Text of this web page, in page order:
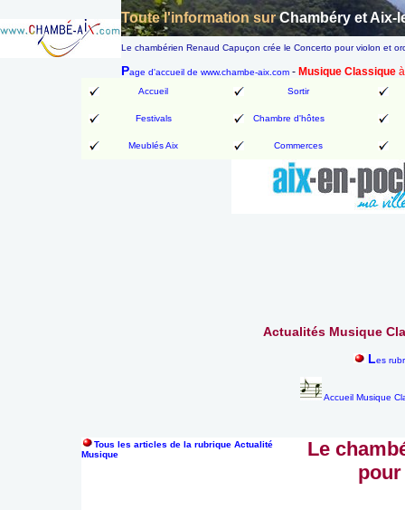
Toute l'information surChambéry et Aix-
Le chambérien Renaud Capuçon crée le Concerto pour violon et
Page d'accueil de www.chambe-aix.com - Musique Classique
Accueil Sortir
Festivals Chambre d'hôtes
Meublés Aix Commerces
Actualités Musique
Les
Accueil Musique
Tous les articles de la rubrique Actualité
Musique
Le